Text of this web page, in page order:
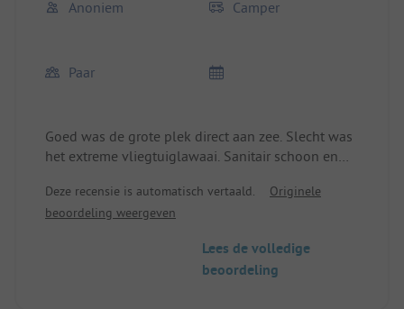
Anoniem Camper
Paar
Goed was de grote plek direct aan zee. Slecht was
het extreme vliegtuiglawaai. Sanitair schoon en
nacht zouden we hier niet blijven
dev🤷‍♀️
Deze recensie is automatisch vertaald.
Originele
beoordeling weergeven
Lees de volledige
beoordeling